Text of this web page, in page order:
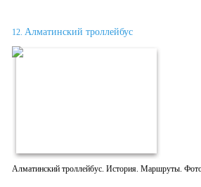
12. Алматинский троллейбус
Алматинский троллейбус. История. Маршруты.